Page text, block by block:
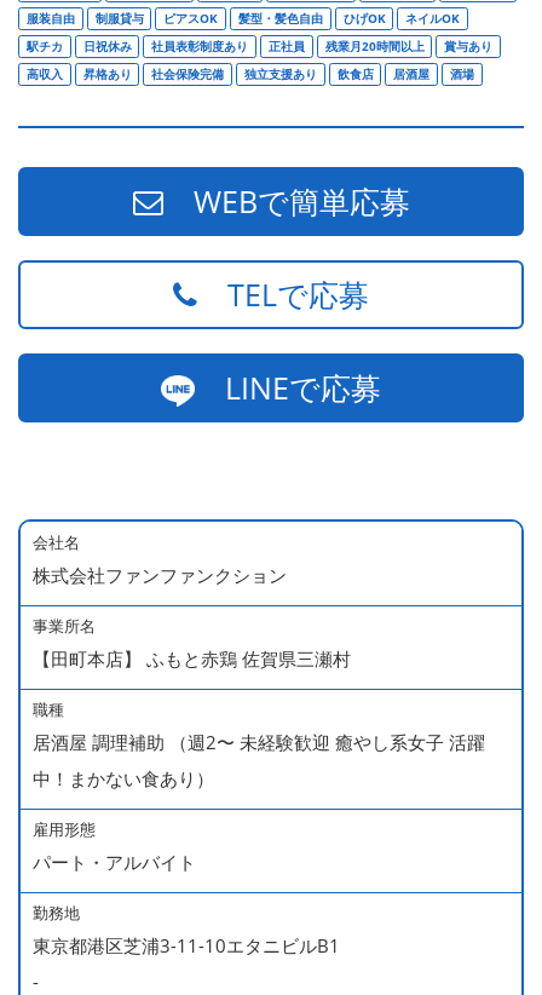
服装自由
制服貸与 ピアスOK 髪型・髪色自由 ひげOK
ネイルOK
駅チカ
日祝休み 社員表彰制度あり 正社員 残業月20時間以上
賞与あり
高収入
昇格あり 社会保険完備 独立支援あり 飲食店 居酒屋 酒場
WEBで簡単応募
TELで応募
LINEで応募
会社名
株式会社ファンファンクション
事業所名
【田町本店】 ふもと赤鶏 佐賀県三瀬村
職種
居酒屋 調理補助 （週2〜 未経験歓迎 癒やし系女子 活躍
中！まかない食あり）
雇用形態
パート・アルバイト
勤務地
東京都港区芝浦3-11-10エタニビルB1
-